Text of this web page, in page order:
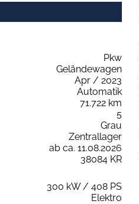
Pkw
Geländewagen
Apr / 2023
Automatik
71.722 km
5
Grau
Zentrallager
ab ca. 11.08.2026
38084 KR
300 kW / 408 PS
Elektro